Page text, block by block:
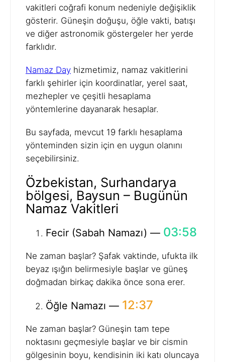
vakitleri coğrafi konum nedeniyle değişiklik
gösterir. Güneşin doğuşu, öğle vakti, batışı
ve diğer astronomik göstergeler her yerde
farklıdır.
Namaz Day hizmetimiz, namaz vakitlerini
farklı şehirler için koordinatlar, yerel saat,
mezhepler ve çeşitli hesaplama
yöntemlerine dayanarak hesaplar.
Bu sayfada, mevcut 19 farklı hesaplama
yönteminden sizin için en uygun olanını
seçebilirsiniz.
Özbekistan, Surhandarya
bölgesi, Baysun – Bugünün
Namaz Vakitleri
Fecir (Sabah Namazı) — 03:58
Ne zaman başlar? Şafak vaktinde, ufukta ilk
beyaz ışığın belirmesiyle başlar ve güneş
doğmadan birkaç dakika önce sona erer.
Öğle Namazı — 12:37
Ne zaman başlar? Güneşin tam tepe
noktasını geçmesiyle başlar ve bir cismin
gölgesinin boyu, kendisinin iki katı oluncaya